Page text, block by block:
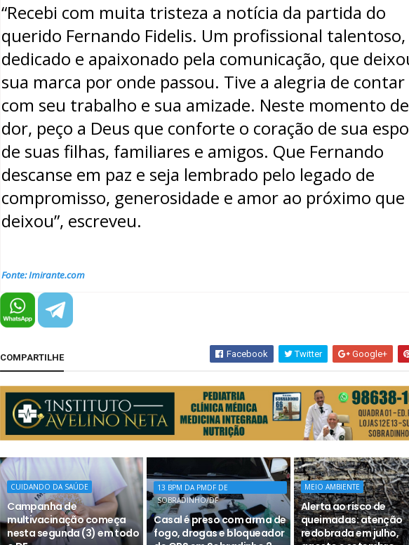
“Recebi com muita tristeza a notícia da partida do
querido Fernando Fidelis. Um profissional talentoso,
dedicado e apaixonado pela comunicação, que
sua marca por onde passou. Tive a alegria de contar
com seu trabalho e sua amizade. Neste momento de
dor, peço a Deus que conforte o coração de sua
de suas filhas, familiares e amigos. Que Fernando
descanse em paz e seja lembrado pelo legado de
compromisso, generosidade e amor ao próximo que
deixou”, escreveu.
Fonte: Imirante.com
COMPARTILHE Facebook Twitter Google+
CUIDANDO DA SAÚDE
Campanha de
multivacinação começa
nesta segunda (3) em todo
13 BPM DA PMDF DE
SOBRADINHO/DF
Casal é preso com arma de
fogo, drogas e bloqueador
MEIO AMBIENTE
Alerta ao risco de
queimadas: atenção
redobrada em julho,